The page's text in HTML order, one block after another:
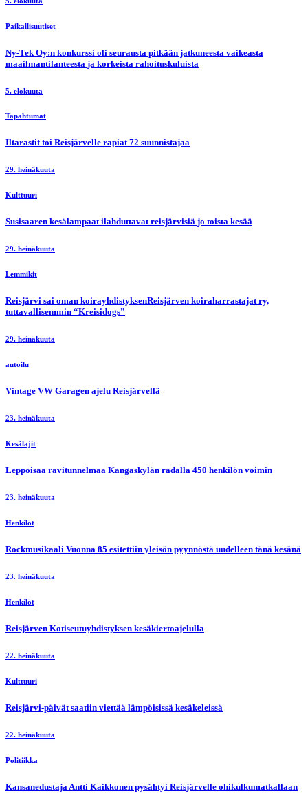
Paikallisuutiset
Ny-Tek Oy:n konkurssi oli seurausta pitkään jatkuneesta vaikeasta
maailmantilanteesta ja korkeista rahoituskuluista
5. elokuuta
Tapahtumat
Iltarastit toi Reisjärvelle rapiat 72 suunnistajaa
29. heinäkuuta
Kulttuuri
Susisaaren kesälampaat ilahduttavat reisjärvisiä jo toista kesää
29. heinäkuuta
Lemmikit
Reisjärvi sai oman koirayhdistyksenReisjärven koiraharrastajat ry,
tuttavallisemmin “Kreisidogs”
29. heinäkuuta
autoilu
Vintage VW Garagen ajelu Reisjärvellä
23. heinäkuuta
Kesälajit
Leppoisaa ravitunnelmaa Kangaskylän radalla 450 henkilön voimin
23. heinäkuuta
Henkilöt
Rockmusikaali Vuonna 85 esitettiin yleisön pyynnöstä uudelleen tänä kesänä
23. heinäkuuta
Henkilöt
Reisjärven Kotiseutuyhdistyksen kesäkiertoajelulla
22. heinäkuuta
Kulttuuri
Reisjärvi-päivät saatiin viettää lämpöisissä kesäkeleissä
22. heinäkuuta
Politiikka
Kansanedustaja Antti Kaikkonen pysähtyi Reisjärvelle ohikulkumatkallaan